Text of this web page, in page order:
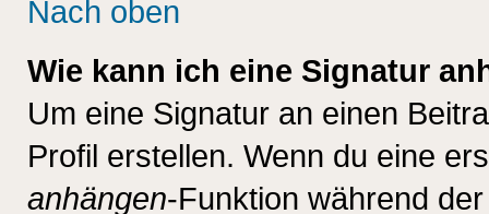
Nach oben
Wie kann ich eine Signatur
Um eine Signatur an einen
Profil erstellen. Wenn du eine
anhängen-Funktion während